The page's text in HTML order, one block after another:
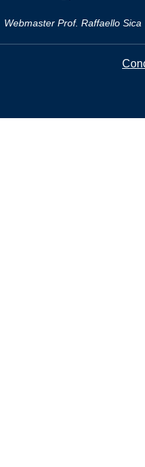
Webmaster Prof. Raffaello Sica